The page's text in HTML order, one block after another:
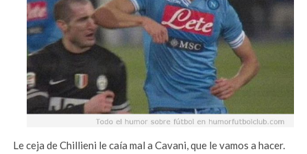
Le ceja de Chillieni le caía mal a Cavani, que le vamos a hacer.